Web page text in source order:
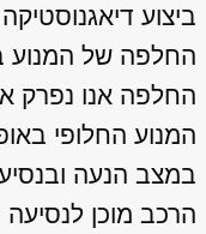
ביצוע
החלפה של המנוע
החלפה אנו נפרק
המנוע החלופי
במצב הנעה
הרכב מוכן